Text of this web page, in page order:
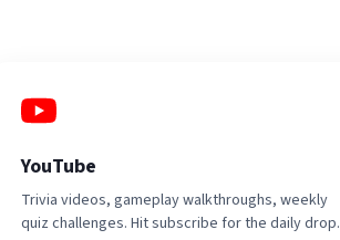
YouTube
Trivia videos, gameplay walkthroughs, weekly
quiz challenges. Hit subscribe for the daily drop.